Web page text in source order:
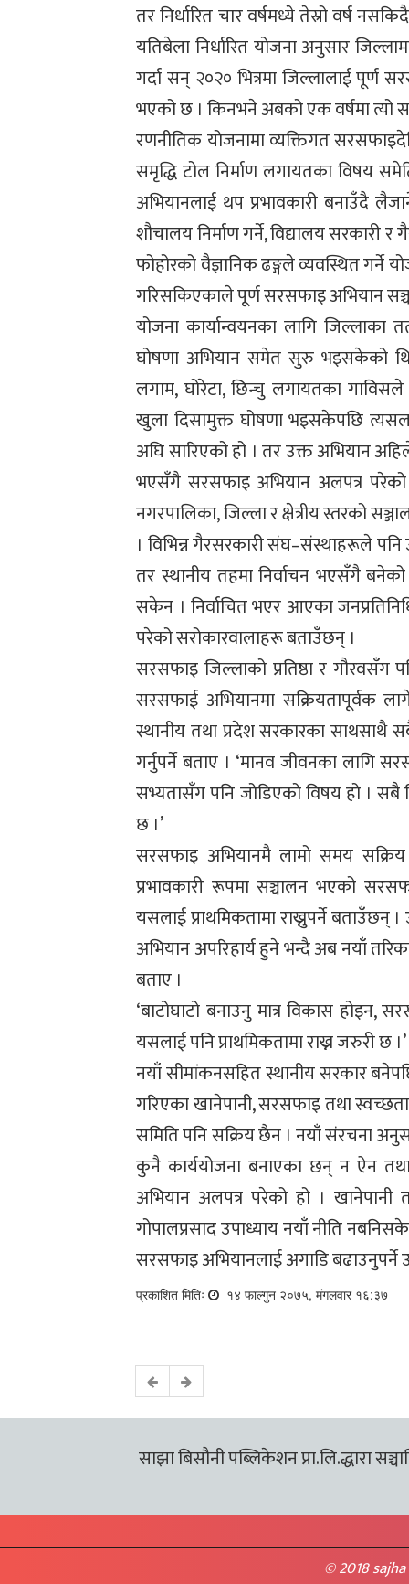
तर निर्धारित चार वर्षमध्ये तेस्रो वर्ष
यतिबेला निर्धारित योजना अनुसार
गर्दा सन् २०२० भित्रमा जिल्लालाई पूर्ण
भएको छ । किनभने अबको एक वर्षमा त्यो
रणनीतिक योजनामा व्यक्तिगत
समृद्धि टोल निर्माण लगायतका विषय
अभियानलाई थप प्रभावकारी बनाउँदै
शौचालय निर्माण गर्ने, विद्यालय सरकारी
फोहोरको वैज्ञानिक ढङ्गले व्यवस्थित गर्ने
गरिसकिएकाले पूर्ण सरसफाइ अभियान
योजना कार्यान्वयनका लागि जिल्लाका
घोषणा अभियान समेत सुरु भइसकेको
लगाम, घोरेटा, छिन्चु लगायतका
खुला दिसामुक्त घोषणा भइसकेपछि
अघि सारिएको हो । तर उक्त अभियान
भएसँगै सरसफाइ अभियान अलपत्र परेको
नगरपालिका, जिल्ला र क्षेत्रीय स्तरको
। विभिन्न गैरसरकारी संघ–संस्थाहरूले
तर स्थानीय तहमा निर्वाचन भएसँगै
सकेन । निर्वाचित भएर आएका
परेको सरोकारवालाहरू बताउँछन् ।
सरसफाइ जिल्लाको प्रतिष्ठा र गौरवसँग
सरसफाई अभियानमा सक्रियतापूर्वक
स्थानीय तथा प्रदेश सरकारका साथसाथै
गर्नुपर्ने बताए । ‘मानव जीवनका लागि
सभ्यतासँग पनि जोडिएको विषय हो ।
छ ।’
सरसफाइ अभियानमै लामो समय सक्रिय
प्रभावकारी रूपमा सञ्चालन भएको
यसलाई प्राथमिकतामा राख्नुपर्ने बताउँछन्
अभियान अपरिहार्य हुने भन्दै अब नयाँ
बताए ।
‘बाटोघाटो बनाउनु मात्र विकास होइन,
यसलाई पनि प्राथमिकतामा राख्न जरुरी छ ।’
नयाँ सीमांकनसहित स्थानीय सरकार
गरिएका खानेपानी, सरसफाइ तथा
समिति पनि सक्रिय छैन । नयाँ संरचना
कुनै कार्ययोजना बनाएका छन् न ऐन
अभियान अलपत्र परेको हो । खानेपानी
गोपालप्रसाद उपाध्याय नयाँ नीति
सरसफाइ अभियानलाई अगाडि बढाउनुपर्ने
प्रकाशित मितिः १४ फाल्गुन २०७५, मंगलवार १६:३७
साझा बिसौनी पब्लिकेशन प्रा.लि.द्धारा
© 2018